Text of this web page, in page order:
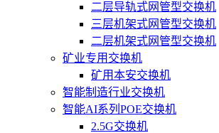
二层导轨式网管型交换机
三层机架式网管型交换机
二层机架式网管型交换机
矿业专用交换机
矿用本安交换机
智能制造行业交换机
智能AI系列POE交换机
2.5G交换机